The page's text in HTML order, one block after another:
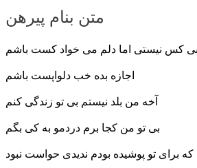
متن بنام پیرهن
کس نیستی اما دلم می خواد کست باشم
اجازه بده خب دلواپست باشم
آخه من بلد نیستم بی تو زندگی کنم
بی تو من کجا برم دردمو به کی بگم
که برای تو پوشیده بودم ندیدی حواست نبود